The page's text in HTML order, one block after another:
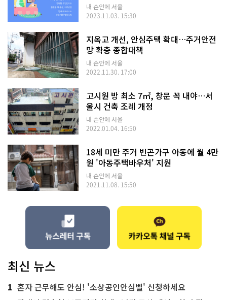
내 손안에 서울
2023.11.03. 15:30
지옥고 개선, 안심주택 확대…주거안전
망 확충 종합대책
내 손안에 서울
2022.11.30. 17:00
고시원 방 최소 7㎡, 창문 꼭 내야…서
울시 건축 조례 개정
내 손안에 서울
2022.01.04. 16:50
18세 미만 주거 빈곤가구 아동에 월 4만
원 '아동주택바우처' 지원
내 손안에 서울
2021.11.08. 15:50
최신 뉴스
1 혼자 근무해도 안심! '소상공인안심벨' 신청하세요